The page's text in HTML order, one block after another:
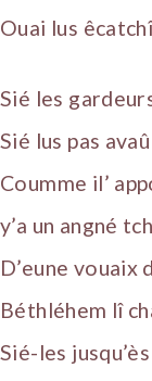
Ouai lus
Sié les
Sié lus pas
Coumme il’
y’a un angné
D’eune vouaix
Béthléhem lî
Sié-les